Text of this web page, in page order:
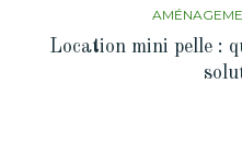
Location mini pelle :